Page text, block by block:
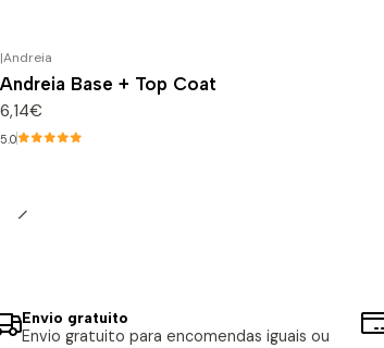
|Andreia
Andreia Base + Top Coat
6,14€
5.0
Envio gratuito
Envio gratuito para encomendas iguais ou